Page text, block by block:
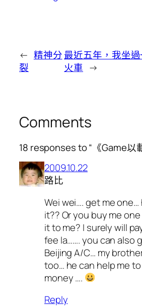
← 精神分
裂
最近五年，我坐
火車 →
Comments
18 responses to “《Game以
2009.10.22
路比
Wei wei…. get me
it?? Or you buy me
it to me? I surely will
fee la……. you can also
Beijing A/C… my
too… he can help me
money ….
Reply